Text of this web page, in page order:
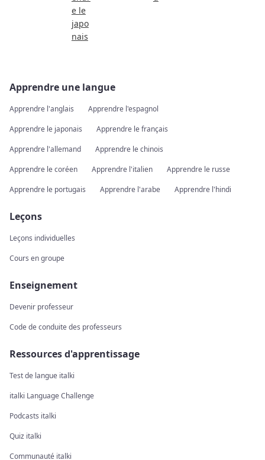
e le
japo
nais
Apprendre une langue
Apprendre l'anglais
Apprendre l'espagnol
Apprendre le japonais
Apprendre le français
Apprendre l'allemand
Apprendre le chinois
Apprendre le coréen
Apprendre l'italien
Apprendre le russe
Apprendre le portugais
Apprendre l'arabe Apprendre l'hindi
Leçons
Leçons individuelles
Cours en groupe
Enseignement
Devenir professeur
Code de conduite des professeurs
Ressources d'apprentissage
Test de langue italki
italki Language Challenge
Podcasts italki
Quiz italki
Communauté italki